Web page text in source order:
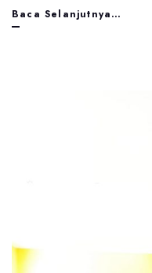
Baca Selanjutnya…